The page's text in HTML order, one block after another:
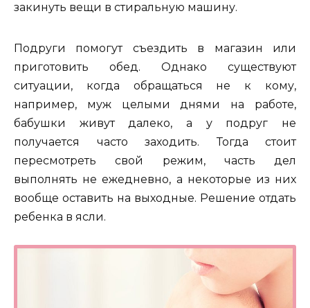
закинуть вещи в стиральную машину.
Подруги помогут съездить в магазин или
приготовить обед. Однако существуют
ситуации, когда обращаться не к кому,
например, муж целыми днями на работе,
бабушки живут далеко, а у подруг не
получается часто заходить. Тогда стоит
пересмотреть свой режим, часть дел
выполнять не ежедневно, а некоторые из них
вообще оставить на выходные. Решение отдать
ребенка в ясли.